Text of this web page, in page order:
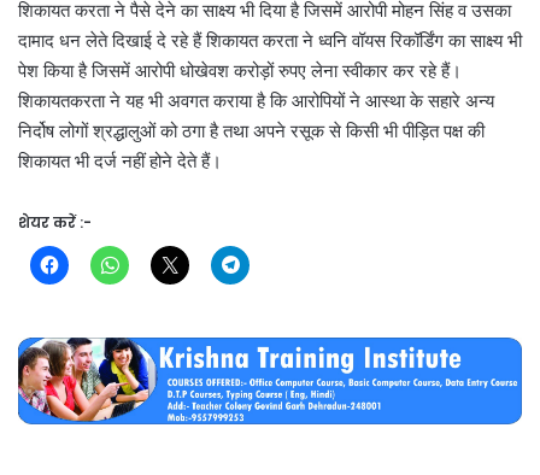
शिकायत करता ने पैसे देने का साक्ष्य भी दिया है जिसमें आरोपी मोहन सिंह व उसका
दामाद धन लेते दिखाई दे रहे हैं शिकायत करता ने ध्वनि वॉयस रिकॉर्डिंग का साक्ष्य भी
पेश किया है जिसमें आरोपी धोखेवश करोड़ों रुपए लेना स्वीकार कर रहे हैं।
शिकायतकरता ने यह भी अवगत कराया है कि आरोपियों ने आस्था के सहारे अन्य
निर्दोष लोगों श्रद्धालुओं को ठगा है तथा अपने रसूक से किसी भी पीड़ित पक्ष की
शिकायत भी दर्ज नहीं होने देते हैं।
शेयर करें :-